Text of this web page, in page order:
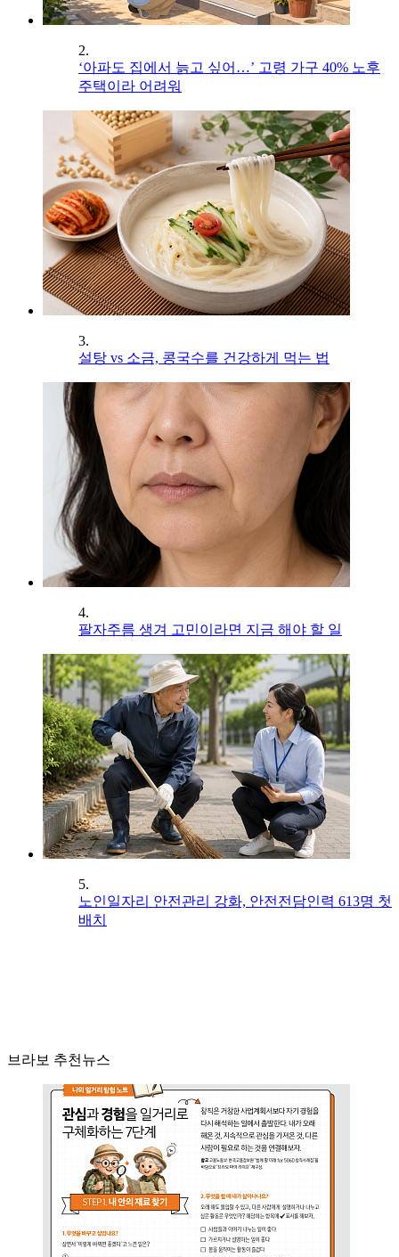
2.
‘아파도 집에서 늙고 싶어…’ 고령 가구 40% 노후
주택이라 어려워
3.
설탕 vs 소금, 콩국수를 건강하게 먹는 법
4.
팔자주름 생겨 고민이라면 지금 해야 할 일
5.
노인일자리 안전관리 강화, 안전전담인력 613명 첫
배치
브라보 추천뉴스